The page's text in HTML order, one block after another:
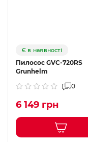
Є в наявності
Пилосос GVC-720RS
Grunhelm
0
6 149 грн